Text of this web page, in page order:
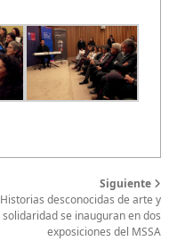
Siguiente
Historias desconocidas de arte y
solidaridad se inauguran en dos
exposiciones del MSSA